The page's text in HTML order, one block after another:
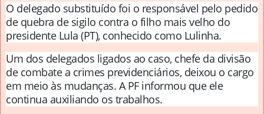
O delegado substituído foi o responsável pelo pedido
de quebra de sigilo contra o filho mais velho do
presidente Lula (PT), conhecido como Lulinha.
Um dos delegados ligados ao caso, chefe da divisão
de combate a crimes previdenciários, deixou o cargo
em meio às mudanças. A PF informou que ele
continua auxiliando os trabalhos.